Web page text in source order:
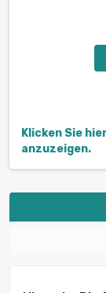
Klicken Sie
anzuzeigen.